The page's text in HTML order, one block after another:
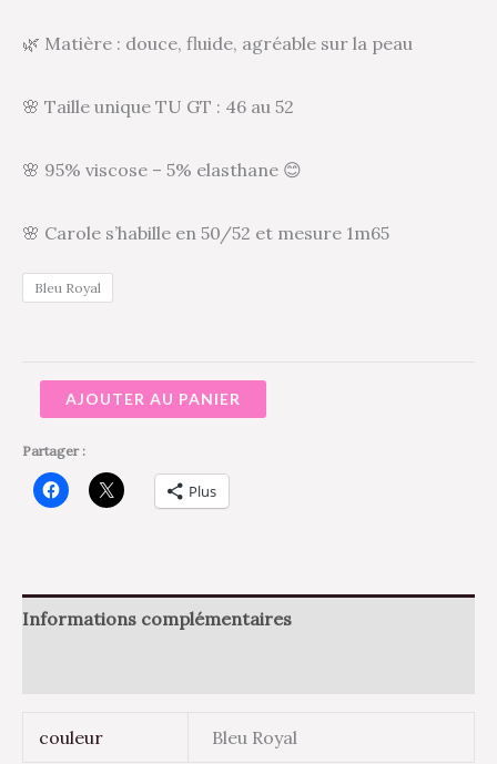
🌿 Matière : douce, fluide, agréable sur la peau
🌸 Taille unique TU GT : 46 au 52
🌸 95% viscose – 5% elasthane 😊
🌸 Carole s’habille en 50/52 et mesure 1m65
Bleu Royal
AJOUTER AU PANIER
Partager :
Plus
Informations complémentaires
couleur Bleu Royal